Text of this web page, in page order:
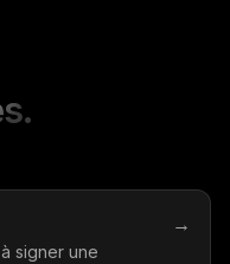
signer une
→